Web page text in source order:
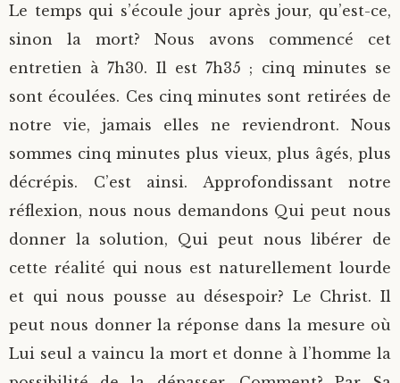
Le temps qui s’écoule jour après jour, qu’est-ce,
sinon la mort? Nous avons commencé cet
entretien à 7h30. Il est 7h35 ; cinq minutes se
sont écoulées. Ces cinq minutes sont retirées de
notre vie, jamais elles ne reviendront. Nous
sommes cinq minutes plus vieux, plus âgés, plus
décrépis. C’est ainsi. Approfondissant notre
réflexion, nous nous demandons Qui peut nous
donner la solution, Qui peut nous libérer de
cette réalité qui nous est naturellement lourde
et qui nous pousse au désespoir? Le Christ. Il
peut nous donner la réponse dans la mesure où
Lui seul a vaincu la mort et donne à l’homme la